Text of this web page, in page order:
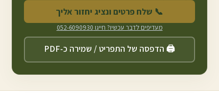
📞 שלח פרטים ונציג יחזור אליך
מעדיפים לדבר עכשיו? חייגו 052-6090930
🖨️ הדפסה של התפריט / שמירה כ-PDF